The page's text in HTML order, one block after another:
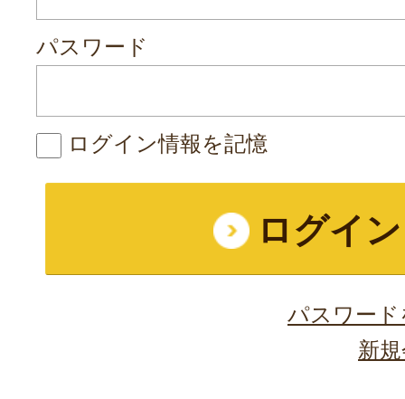
パスワード
ログイン情報を記憶
パスワー
新